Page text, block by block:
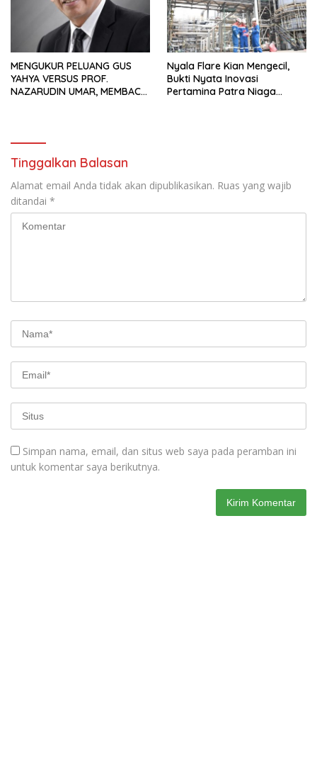
MENGUKUR PELUANG GUS
YAHYA VERSUS PROF.
NAZARUDIN UMAR, MEMBACA
Nyala Flare Kian Mengecil,
Bukti Nyata Inovasi
Pertamina Patra Niaga
Tinggalkan Balasan
Alamat email Anda tidak akan dipublikasikan. Ruas yang wajib
ditandai *
Simpan nama, email, dan situs web saya pada peramban ini
untuk komentar saya berikutnya.